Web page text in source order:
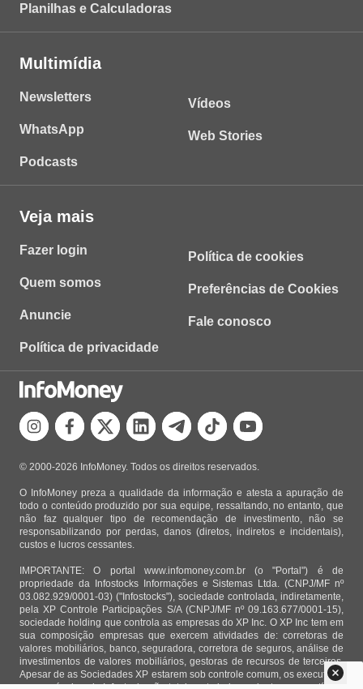
Planilhas e Calculadoras
Multimídia
Newsletters
WhatsApp
Podcasts
Vídeos
Web Stories
Veja mais
Fazer login
Quem somos
Anuncie
Política de privacidade
Política de cookies
Preferências de Cookies
Fale conosco
© 2000-2026 InfoMoney. Todos os direitos reservados.
O InfoMoney preza a qualidade da informação e atesta a apuração de
todo o conteúdo produzido por sua equipe, ressaltando, no entanto, que
não faz qualquer tipo de recomendação de investimento, não se
responsabilizando por perdas, danos (diretos, indiretos e incidentais),
custos e lucros cessantes.
IMPORTANTE: O portal www.infomoney.com.br (o "Portal") é de
propriedade da Infostocks Informações e Sistemas Ltda. (CNPJ/MF nº
03.082.929/0001-03) ("Infostocks"), sociedade controlada, indiretamente,
pela XP Controle Participações S/A (CNPJ/MF nº 09.163.677/0001-15),
sociedade holding que controla as empresas do XP Inc. O XP Inc tem em
sua composição empresas que exercem atividades de: corretoras de
valores mobiliários, banco, seguradora, corretora de seguros, análise de
investimentos de valores mobiliários, gestoras de recursos de terceiros.
Apesar de as Sociedades XP estarem sob controle comum, os executivos